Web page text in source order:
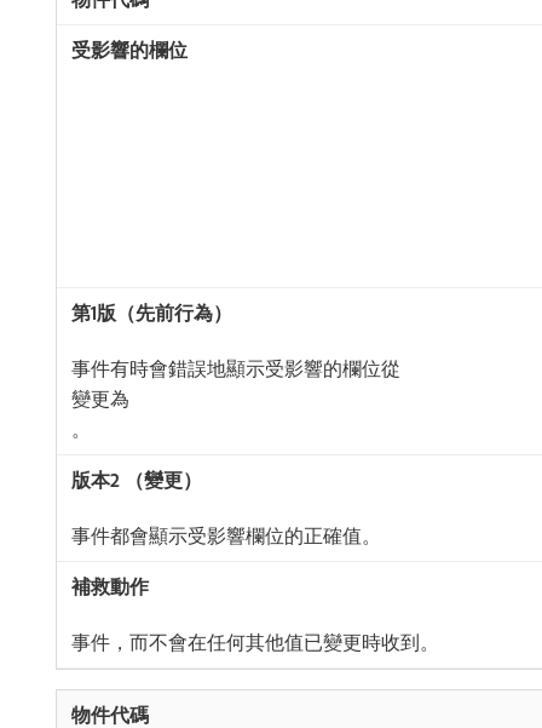
事件有時會錯誤地顯示受影響的欄位從
變更為
。
事件都會顯示受影響欄位的正確值。
事件，而不會在任何其他值已變更時收到。